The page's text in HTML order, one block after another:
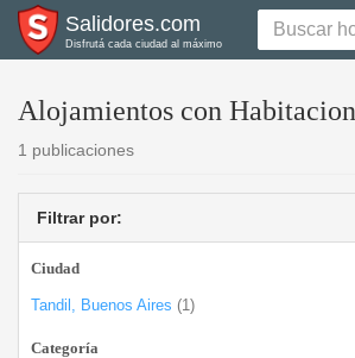
Salidores.com
Disfrutá cada ciudad al máximo
Alojamientos con
1 publicaciones
Filtrar por:
Ciudad
Tandil, Buenos Aires (1)
Categoría